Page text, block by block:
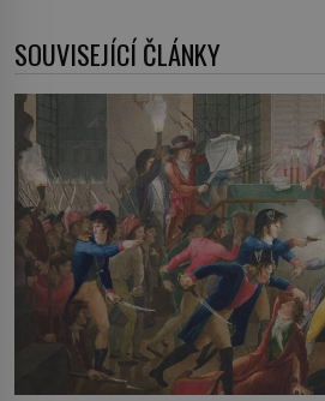
SOUVISEJÍCÍ ČLÁNKY